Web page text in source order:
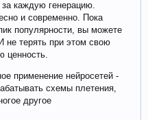
за каждую генерацию.
и современно. Пока
популярности, вы можете
не терять при этом свою
ценность.
применение нейросетей -
схемы плетения,
другое